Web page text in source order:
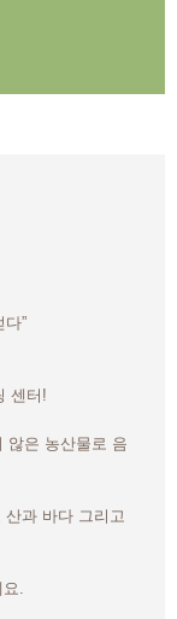
”
센터!
않은 농산물로 음
과 바다 그리고
요.